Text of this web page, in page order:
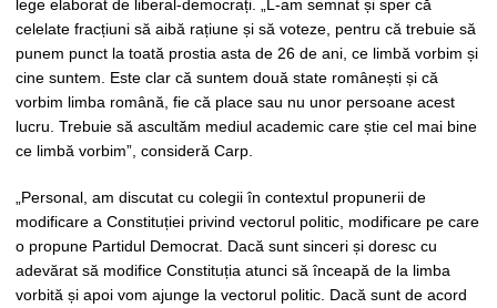
lege elaborat de liberal-democrați. „L-am semnat și sper că
celelate fracțiuni să aibă rațiune și să voteze, pentru că trebuie să
punem punct la toată prostia asta de 26 de ani, ce limbă vorbim și
cine suntem. Este clar că suntem două state românești și că
vorbim limba română, fie că place sau nu unor persoane acest
lucru. Trebuie să ascultăm mediul academic care știe cel mai bine
ce limbă vorbim”, consideră Carp.
„Personal, am discutat cu colegii în contextul propunerii de
modificare a Constituției privind vectorul politic, modificare pe care
o propune Partidul Democrat. Dacă sunt sinceri și doresc cu
adevărat să modifice Constituția atunci să înceapă de la limba
vorbită și apoi vom ajunge la vectorul politic. Dacă sunt de acord